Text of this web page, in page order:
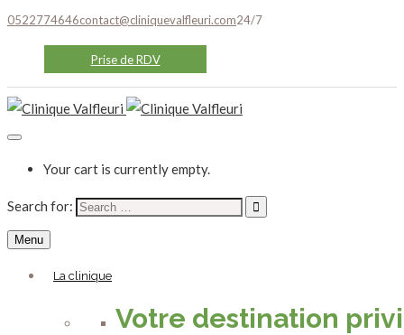
0522774646contact@cliniquevalfleuri.com24/7
Prise de RDV
Your cart is currently empty.
Search for:
Menu
La clinique
Votre destination